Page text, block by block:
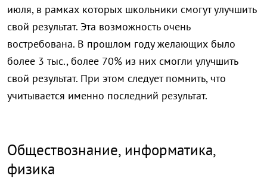
июля, в рамках которых школьники смогут улучшить
свой результат. Эта возможность очень
востребована. В прошлом году желающих было
более 3 тыс., более 70% из них смогли улучшить
свой результат. При этом следует помнить, что
учитывается именно последний результат.
Обществознание, информатика,
физика